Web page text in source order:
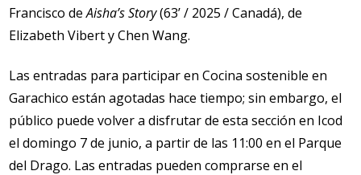
Francisco deAisha’s Story(63’ / 2025 / Canadá), de
Elizabeth Vibert y Chen Wang.
Las entradas para participar en Cocina sostenible en
Garachico están agotadas hace tiempo; sin embargo, el
público puede volver a disfrutar de esta sección en Icod
el domingo 7 de junio, a partir de las 11:00 en el Parque
del Drago. Las entradas pueden comprarse en el